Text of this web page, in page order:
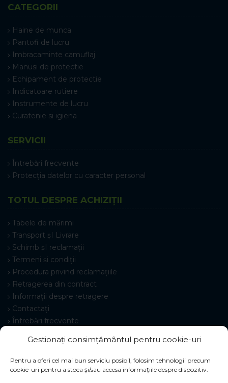
Gestionați consimțământul pentru cookie-uri
Pentru a oferi cel mai bun serviciu posibil, folosim tehnologii precum
cookie-uri pentru a stoca și/sau accesa informațiile despre dispozitiv.
CATEGORII
Haine de munca
Pantofi de lucru
Imbracaminte camuflaj
Manusi de protectie
Echipament de protectie
Indicatoare rutiere
Instrumente de lucru
Curatenie si igiena
SERVICII
Întrebări frecvente
Protecția datelor cu caracter personal
TOTUL DESPRE ACHIZIȚII
Tabele de mărimi
Transport șI Livrare
Schimb șI reclamații
Termeni și condiții
Procedura privind reclamațiile
Retragerea din contract
Informații despre retragere
Contactați
Întrebări frecvente